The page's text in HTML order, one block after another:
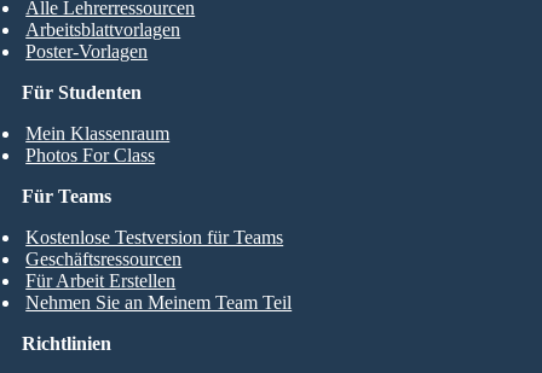
Für Studenten
Mein Klassenraum
Photos For Class
Alle Lehrerressourcen
Arbeitsblattvorlagen
Poster-Vorlagen
Für Teams
Kostenlose Testversion für Teams
Geschäftsressourcen
Für Arbeit Erstellen
Nehmen Sie an Meinem Team Teil
Richtlinien